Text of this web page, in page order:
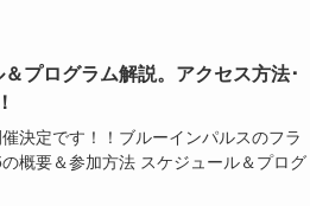
プログラム解説。アクセス方法･
決定です！！ブルーインパルスのフラ
概要＆参加方法 スケジュール＆プログ